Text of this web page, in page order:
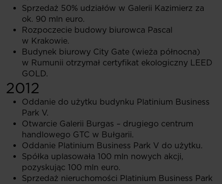
Sprzedaż 50% udziałów w Galerii Kazimierz za
ok. 90 mln euro.
Rozpoczecie budowy biurowca Pascal
w Krakowie.
Budynek biurowy City Gate (wieża północna)
w Rumunii otrzymał certyfikat ekologiczny LEED
GOLD.
2012
Oddanie do użytku budynku Platinium Business
Park V.
Otwarcie Galerii Burgas – drugiego centrum
handlowego GTC w Bułgarii.
Oddanie Platinium Business Park V do użytku.
Spółka uplasowała 100 mln nowych akcji,
pozyskując 100 mln euro.
Sprzedaż nieruchomości Platinium Business Park